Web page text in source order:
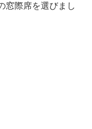
窓際席を選びまし